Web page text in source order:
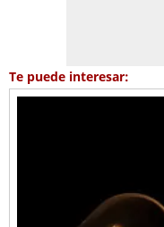
Te puede interesar: